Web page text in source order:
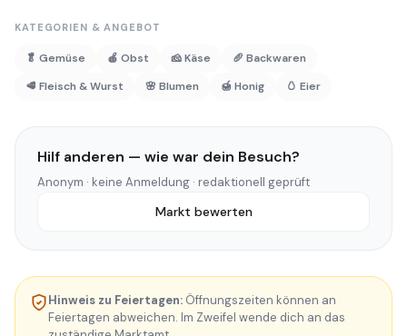
KATEGORIEN & ANGEBOT
🥬 Gemüse 🍎 Obst 🧀 Käse
🥖 Backwaren
🥩 Fleisch & Wurst
🌸 Blumen 🍯 Honig 🥚 Eier
Hilf anderen — wie war dein Besuch?
Anonym · keine Anmeldung · redaktionell geprüft
Markt bewerten
Hinweis zu Feiertagen: Öffnungszeiten können an
Feiertagen abweichen. Im Zweifel wende dich an das